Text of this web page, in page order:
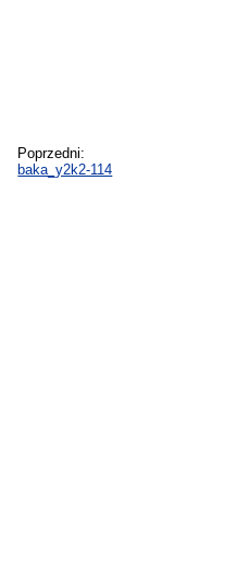
Poprzedni:
baka_y2k2-114